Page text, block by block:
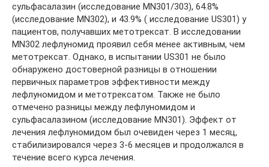
сульфасалазин (исследование MN301/303), 64.8%
(исследование MN302), и 43.9% ( исследование US301) у
пациентов, получавших метотрексат. В исследовании
MN302 лефлуномид проявил себя менее активным, чем
метотрексат. Однако, в испытании US301 не было
обнаружено достоверной разницы в отношении
первичных параметров эффективности между
лефлуномидом и метотрексатом. Также не было
отмечено разницы между лефлуномидом и
сульфасалазином (исследование MN301). Эффект от
лечения лефлуномидом был очевиден через 1 месяц,
стабилизировался через 3-6 месяцев и продолжался в
течение всего курса лечения.